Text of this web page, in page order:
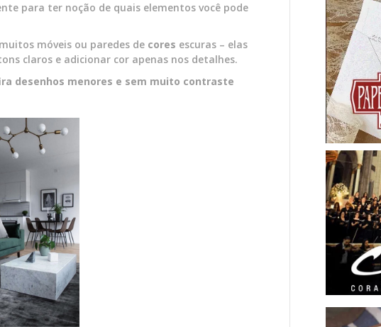
para ter noção de quais elementos você pode
móveis ou paredes de cores escuras – elas
claros e adicionar cor apenas nos detalhes.
desenhos menores e sem muito contraste